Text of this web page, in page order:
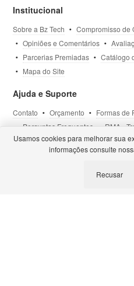
Institucional
Sobre a Bz Tech
Compromisso de
Opiniões e Comentários
Parcerias Premiadas
Catálogo
Mapa do Site
Ajuda e Suporte
Contato Orçamento
Formas de
Perguntas Frequentes
RMA -
Política de Privacidade
Termos
Selos e Certificações- Veja todas
Usamos cookies para melhorar sua
informações consulte
Recusar